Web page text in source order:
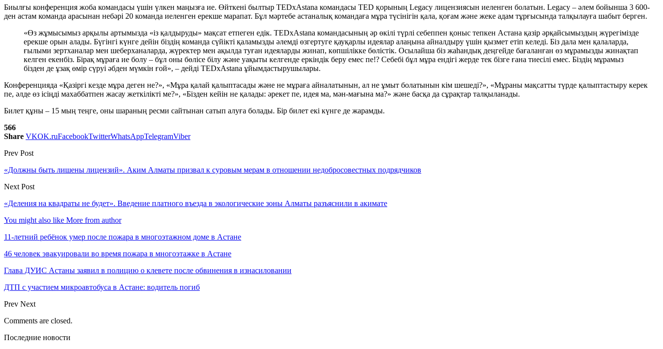
Биылғы конференция жоба командасы үшін үлкен маңызға ие. Өйткені былтыр TEDxAstana командасы TED қорының Legacy лицензиясын иеленген болатын. Legacy – әлем бойынша 3 600-
ден астам команда арасынан небәрі 20 команда иеленген ерекше марапат. Бұл мәртебе астаналық командаға мұра түсінігін қала, қоғам және жеке адам тұрғысында талқылауға шабыт берген.
«Өз жұмысымыз арқылы артымызда «із қалдыруды» мақсат етпеген едік. TEDxAstana командасының әр өкілі түрлі себеппен қоныс тепкен Астана қазір әрқайсымыздың жүрегімізде
ерекше орын алады. Бүгінгі күнге дейін біздің команда сүйікті қаламызды әлемді өзгертуге қауқарлы идеялар алаңына айналдыру үшін қызмет етіп келеді. Біз дала мен қалаларда,
ғылыми зертханалар мен шеберханаларда, жүректер мен ақылда туған идеяларды жинап, көпшілікке бөлістік. Осылайша біз жаһандық деңгейде бағаланған өз мұрамызды жинақтап
келген екенбіз. Бірақ мұраға ие болу – бұл оны бөлісе білу және уақыты келгенде еркіндік беру емес пе!? Себебі бұл мұра ендігі жерде тек бізге ғана тиесілі емес. Біздің мұрамыз
бізден де ұзақ өмір сүруі әбден мүмкін ғой», – дейді TEDxAstana ұйымдастырушылары.
Конференцияда «Қазіргі кезде мұра деген не?», «Мұра қалай қалыптасады және не мұраға айналатынын, ал не ұмыт болатынын кім шешеді?», «Мұраны мақсатты түрде қалыптастыру керек
пе, әлде өз ісіңді махаббатпен жасау жеткілікті ме?», «Бізден кейін не қалады: әрекет пе, идея ма, мән-мағына ма?» және басқа да сұрақтар талқыланады.
Билет құны – 15 мың теңге, оны шараның ресми сайтынан сатып алуға болады. Бір билет екі күнге де жарамды.
566
Share VKOK.ruFacebookTwitterWhatsAppTelegramViber
Prev Post
«Должны быть лишены лицензий». Аким Алматы призвал к суровым мерам в отношении недобросовестных подрядчиков
Next Post
«Деления на квадраты не будет». Введение платного въезда в экологические зоны Алматы разъяснили в акимате
You might also like More from author
11-летний ребёнок умер после пожара в многоэтажном доме в Астане
46 человек эвакуировали во время пожара в многоэтажке в Астане
Глава ДУИС Астаны заявил в полицию о клевете после обвинения в изнасиловании
ДТП с участием микроавтобуса в Астане: водитель погиб
Prev Next
Comments are closed.
Последние новости